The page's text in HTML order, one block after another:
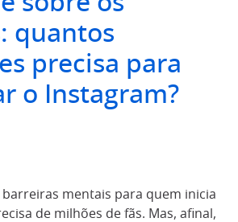
quantos
precisa para
o Instagram?
mentais para quem inicia
de milhões de fãs. Mas, afinal,